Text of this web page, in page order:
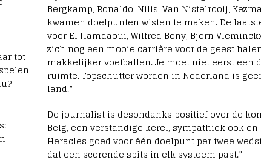
Bergkamp, Ronaldo, Nilis, Van Nistelrooij,
kwamen doelpunten wisten te maken. De
voor El Hamdaoui, Wilfred Bony, Bjorn
zich nog een mooie carrière voor de geest
makkelijker voetballen. Je moet niet eerst een
ruimte. Topschutter worden in Nederland is
land.”
De journalist is desondanks positief over de
Belg, een verstandige kerel, sympathiek ook
Heracles goed voor één doelpunt per twee
dat een scorende spits in elk systeem past.”
tot